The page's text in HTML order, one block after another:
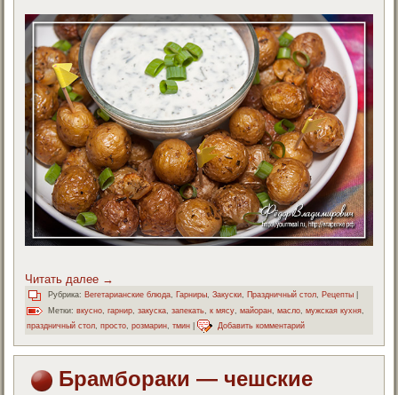
Читать далее →
Рубрика: Вегетарианские блюда, Гарниры,Закуски, Праздничный стол, Рецепты
Метки: вкусно,гарнир,закуска,запекать,к мясу,майоран,масло,мужская кухня,
праздничный стол ,просто ,розмарин ,тмин | Добавить комментарий
Брамбораки — чешские